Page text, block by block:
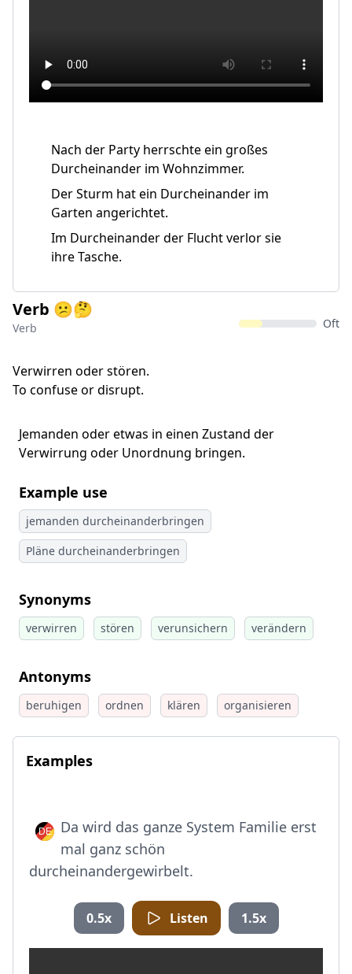
Nach der Party herrschte ein großes
Durcheinander im Wohnzimmer.
Der Sturm hat ein Durcheinander im
Garten angerichtet.
Im Durcheinander der Flucht verlor sie
ihre Tasche.
Verb 😕🤔
Verb Oft
Verwirren oder stören.
To confuse or disrupt.
Jemanden oder etwas in einen Zustand der
Verwirrung oder Unordnung bringen.
Example use
jemanden durcheinanderbringen
Pläne durcheinanderbringen
Synonyms
verwirren stören verunsichern verändern
Antonyms
beruhigen ordnen klären organisieren
Examples
Da wird das ganze System Familie erst
mal ganz schön
durcheinandergewirbelt.
0.5x Listen 1.5x